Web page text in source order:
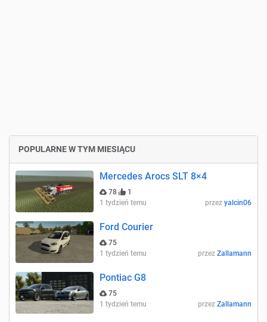
POPULARNE W TYM MIESIĄCU
Mercedes Arocs SLT 8×4
78
1
1 tydzień temu
przez yalcin06
Ford Courier
75
1 tydzień temu
przez Zallamann
Pontiac G8
75
1 tydzień temu
przez Zallamann